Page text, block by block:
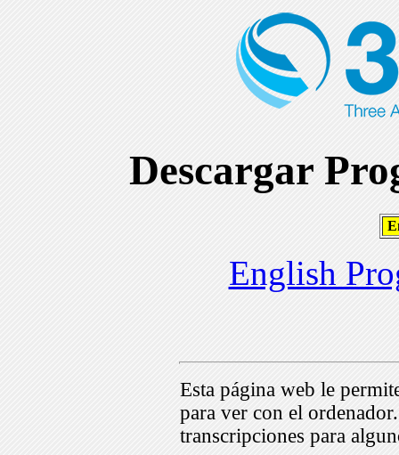
Descargar
English
Esta página web le
para ver con el
transcripciones para